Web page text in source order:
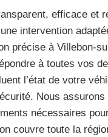
efficace et
intervention
précise à Villebon-
à toutes vos
l’état de votre
Nous assurons
nécessaires
couvre toute la